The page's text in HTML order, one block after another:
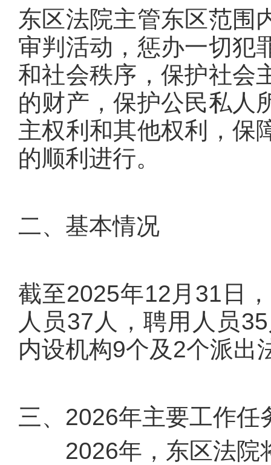
东区法院主管东区范围
审判活动，惩办一切犯
和社会秩序，保护社会
的财产，保护公民私人
主权利和其他权利，保
的顺利进行。
二、基本情况
截至2025年12月31日
人员37人，聘用人员
内设机构9个及2个派出
三、2026年主要工作任
2026年，东区法院